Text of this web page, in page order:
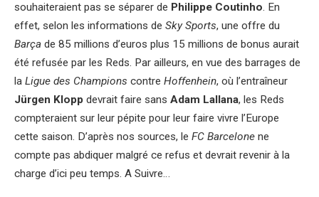
souhaiteraient pas se séparer de Philippe Coutinho. En
effet, selon les informations de Sky Sports, une offre du
Barça de 85 millions d’euros plus 15 millions de bonus aurait
été refusée par les Reds. Par ailleurs, en vue des barrages de
la Ligue des Champions contre Hoffenhein, où l’entraîneur
Jürgen Klopp devrait faire sans Adam Lallana, les Reds
compteraient sur leur pépite pour leur faire vivre l’Europe
cette saison. D’après nos sources, le FC Barcelone ne
compte pas abdiquer malgré ce refus et devrait revenir à la
charge d’ici peu temps. A Suivre…